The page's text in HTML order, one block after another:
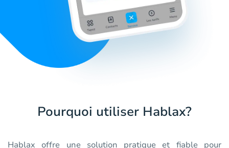
Pourquoi utiliser Hablax?
Hablax offre une solution pratique et fiable pour